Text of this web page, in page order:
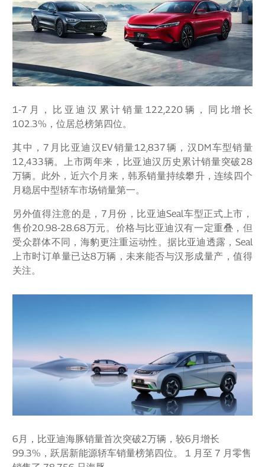
1-7月，比亚迪汉累计销量122,220辆，同比增长
102.3%，位居总榜第四位。
其中，7月比亚迪汉EV销量12,837辆，汉DM车型销量
12,433辆。上市两年来，比亚迪汉历史累计销量突破28
万辆。此外，近六个月来，韩系销量持续攀升，连续四个
月稳居中型轿车市场销量第一。
另外值得注意的是，7月份，比亚迪Seal车型正式上市，
售价20.98-28.68万元。价格与比亚迪汉有一定重叠，但
受众群体不同，海豹更注重运动性。据比亚迪透露，Seal
上市时订单量已达8万辆，未来能否与汉形成量产，值得
关注。
6月，比亚迪海豚销量首次突破2万辆，较6月增长
99.3%，跃居新能源轿车销量榜第四位。 1 月至 7 月零售